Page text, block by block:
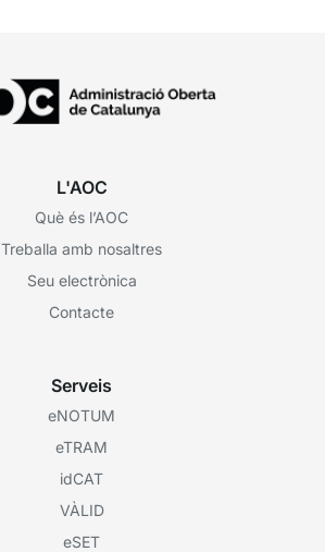
L'AOC
Què és l’AOC
Treballa amb nosaltres
Seu electrònica
Contacte
Serveis
eNOTUM
eTRAM
idCAT
VÀLID
eSET